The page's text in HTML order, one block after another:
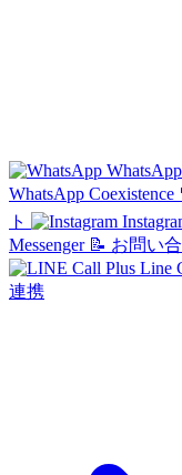
WhatsApp
WhatsApp Coexistence
ト
Messenger 📝 お問い
Line
連携